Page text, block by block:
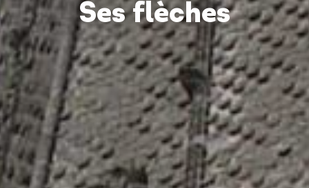
Ses flèches